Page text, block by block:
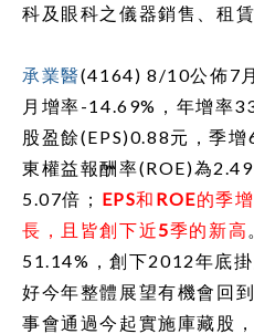
科及眼科之儀器銷售、租
承業醫(4164) 8/10公佈7
月增率-14.69% ，年增率
股盈餘(EPS)0.88元，季增
東權益報酬率(ROE)為
5.07倍； EPS和 ROE的季
長，且皆創下近5季的新高
51.14% ，創下2012年底
好今年整體展望有機會回
事會通過今起實施庫藏股